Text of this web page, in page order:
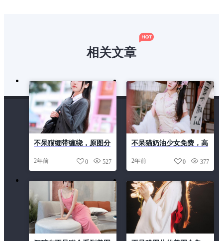
相关文章
不呆猫绷带缠绕，原图分
2年前 527
0
不呆猫奶油少女免费，高
2年前 377
0